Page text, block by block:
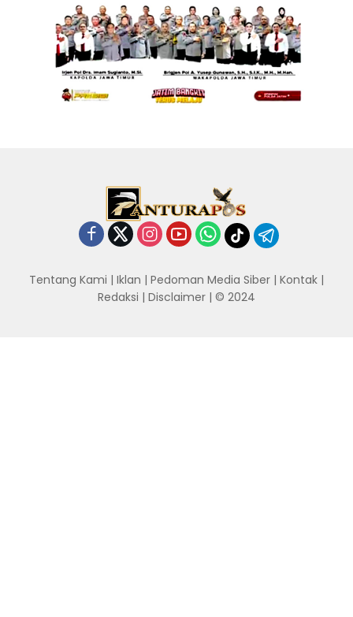
Tentang Kami | Iklan | Pedoman Media Siber | Kontak |
Redaksi | Disclaimer | © 2024